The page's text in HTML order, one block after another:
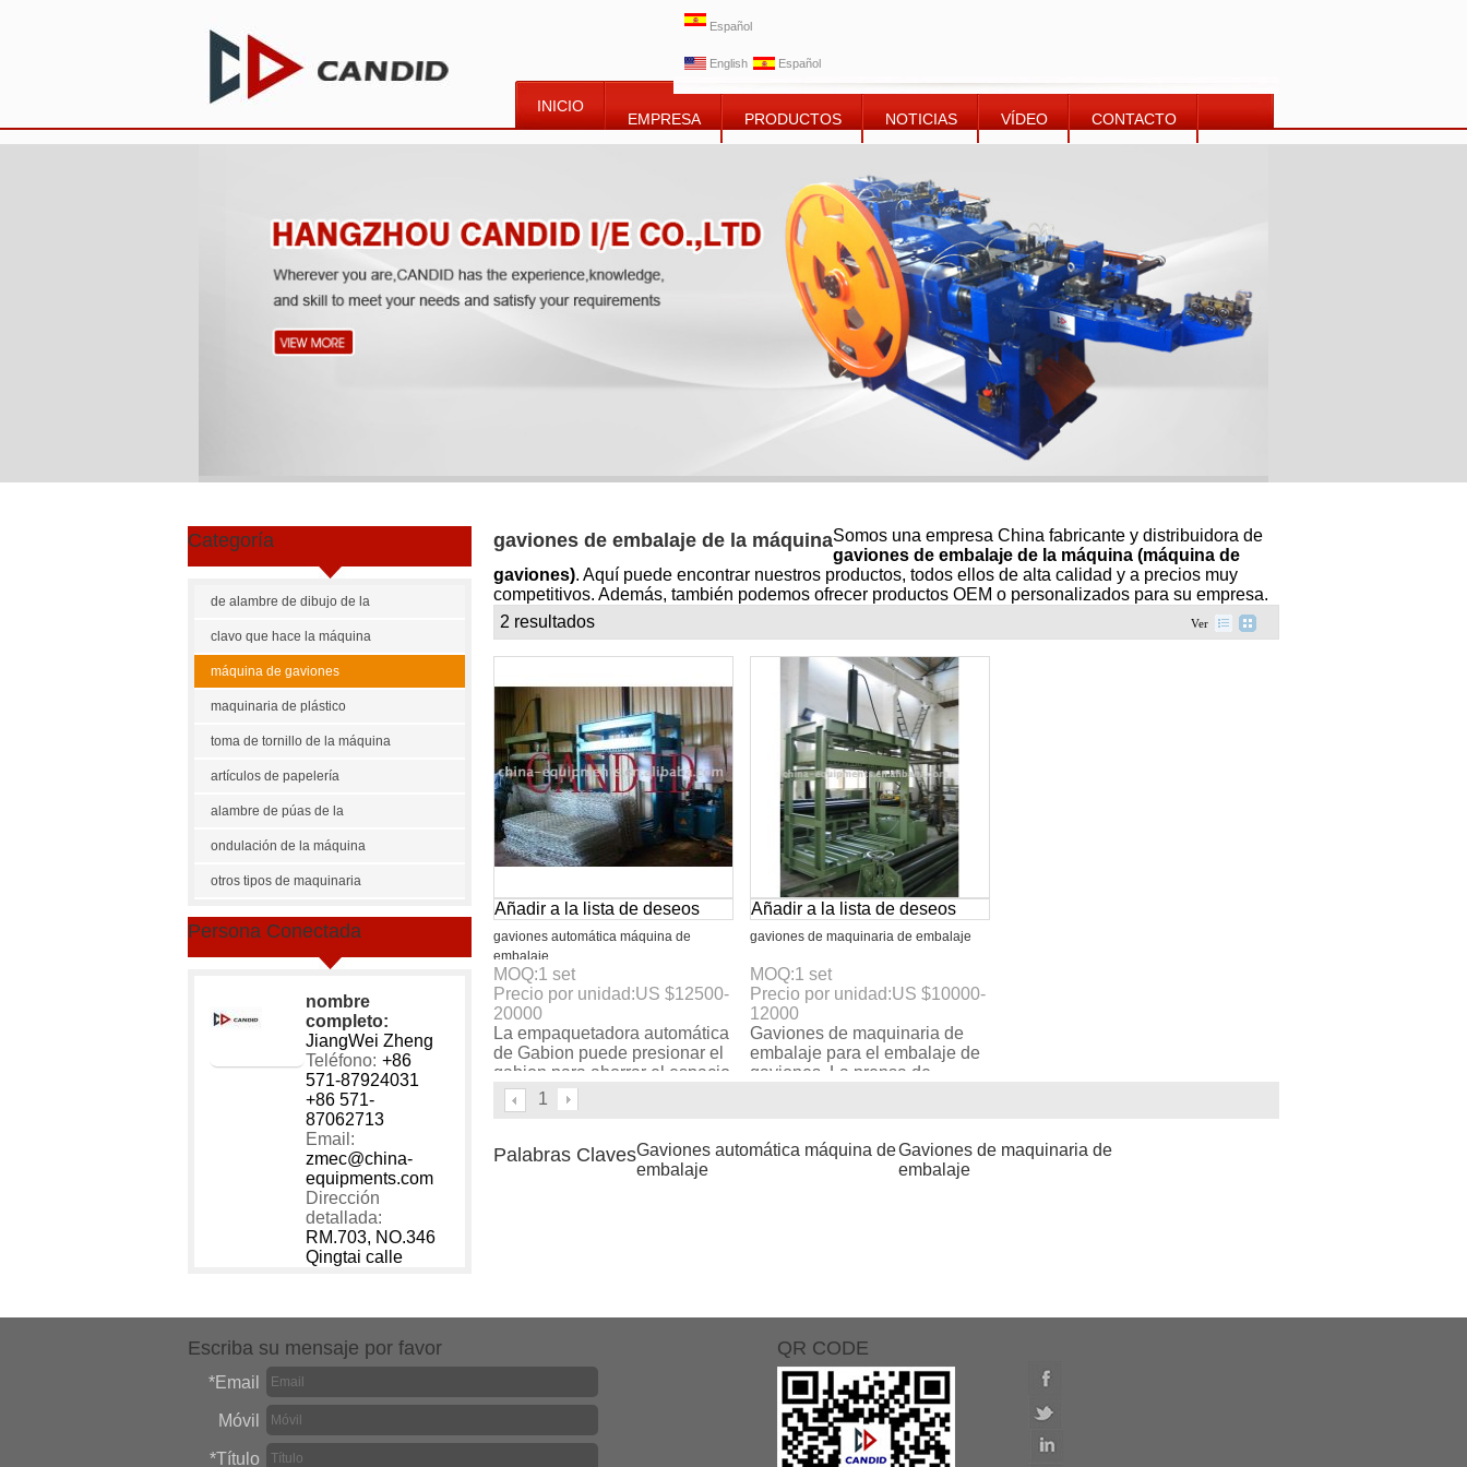
Español
English Español
INICIO
EMPRESA PRODUCTOS NOTICIAS VÍDEO CONTACTO
Categoría
de alambre de dibujo de la
máquina
clavo que hace la máquina
máquina de gaviones
maquinaria de plástico
toma de tornillo de la máquina
artículos de papelería
maquinaria
alambre de púas de la
máquina
ondulación de la máquina
otros tipos de maquinaria
Persona Conectada
nombre
completo:
JiangWei Zheng
Teléfono: +86
571-87924031
+86 571-
87062713
Email:
zmec@china-
equipments.com
Dirección
detallada:
RM.703, NO.346
Qingtai calle
gaviones de embalaje de la máquinaSomos una empresa China fabricante y distribuidora de
gaviones de embalaje de la máquina (máquina de
gaviones). Aquí puede encontrar nuestros productos, todos ellos de alta calidad y a precios muy
competitivos. Además, también podemos ofrecer productos OEM o personalizados para su empresa.
2 resultados
Ver
Añadir a la lista de deseos
gaviones automática máquina de
embalaje
MOQ:1 set
Precio por unidad:US $12500-
20000
La empaquetadora automática
de Gabion puede presionar el
gabion para ahorrar el espacio
1.we tiene exportación a Rusia
Etiopía
Añadir a la lista de deseos
gaviones de maquinaria de embalaje
MOQ:1 set
Precio por unidad:US $10000-
12000
Gaviones de maquinaria de
embalaje para el embalaje de
gaviones. La prensa de
1
Palabras ClavesGaviones automática máquina de
embalaje
Gaviones de maquinaria de
embalaje
Escriba su mensaje por favor
*Email
Móvil
*Título
QR CODE